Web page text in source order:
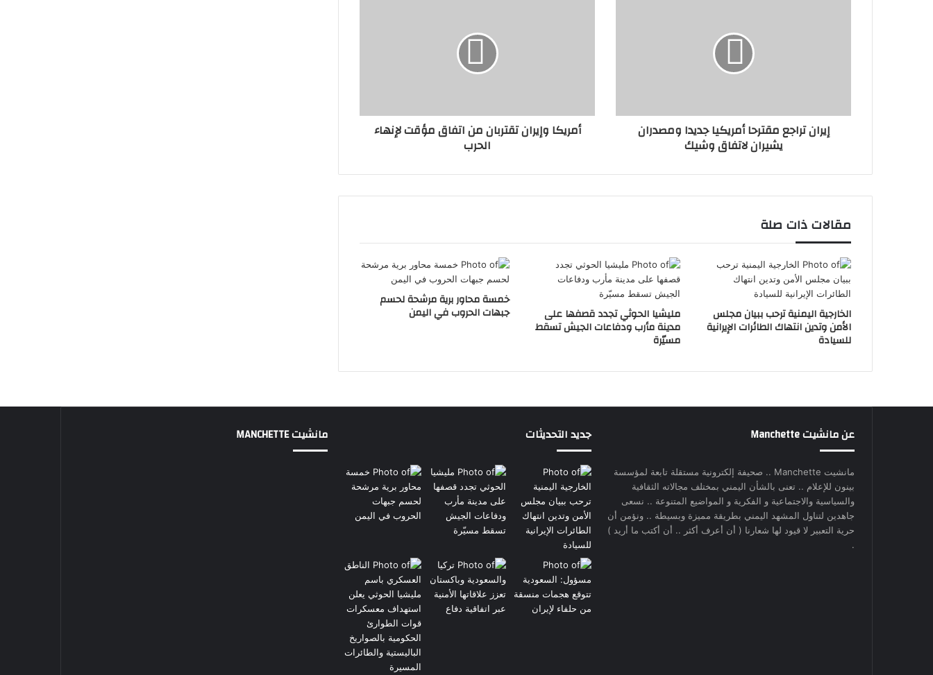
إيران تراجع مقترحا أمريكيا جديدا ومصدران
يشيران لاتفاق وشيك
أمريكا وإيران تقتربان من اتفاق مؤقت لإنهاء
الحرب
مقالات ذات صلة
الخارجية اليمنية ترحب ببيان مجلس
الأمن وتدين انتهاك الطائرات الإيرانية
للسيادة
مليشيا الحوثي تجدد قصفها على
مدينة مأرب ودفاعات الجيش تسقط
مسيّرة
خمسة محاور برية مرشحة لحسم
جبهات الحروب في اليمن
عن مانشيت Manchette
مانشيت Manchette .. صحيفة إلكترونية مستقلة تابعة لمؤسسة
بينون للإعلام .. تعنى بالشأن اليمني بمختلف مجالاته الثقافية
والسياسية والاجتماعية و الفكرية و المواضيع المتنوعة .. نسعى
جاهدين لتناول المشهد اليمني بطريقة مميزة وبسيطة .. ونؤمن أن
حرية التعبير لا قيود لها شعارنا ( أن أعرف أكثر .. أن أكتب ما أريد )
.
جديد التحديثات مانشيت MANCHETTE